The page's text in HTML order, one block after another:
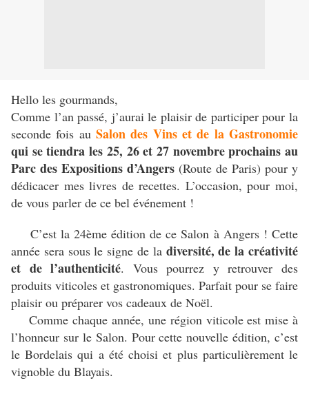
Hello les gourmands,
Comme l’an passé, j’aurai le plaisir de participer pour la
seconde fois au Salon des Vins et de la Gastronomie
qui se tiendra les 25, 26 et 27 novembre prochains au
Parc des Expositions d’Angers (Route de Paris) pour y
dédicacer mes livres de recettes. L’occasion, pour moi,
de vous parler de ce bel événement !
C’est la 24ème édition de ce Salon à Angers ! Cette
année sera sous le signe de la diversité, de la créativité
et de l’authenticité. Vous pourrez y retrouver des
produits viticoles et gastronomiques. Parfait pour se faire
plaisir ou préparer vos cadeaux de Noël.
Comme chaque année, une région viticole est mise à
l’honneur sur le Salon. Pour cette nouvelle édition, c’est
le Bordelais qui a été choisi et plus particulièrement le
vignoble du Blayais.